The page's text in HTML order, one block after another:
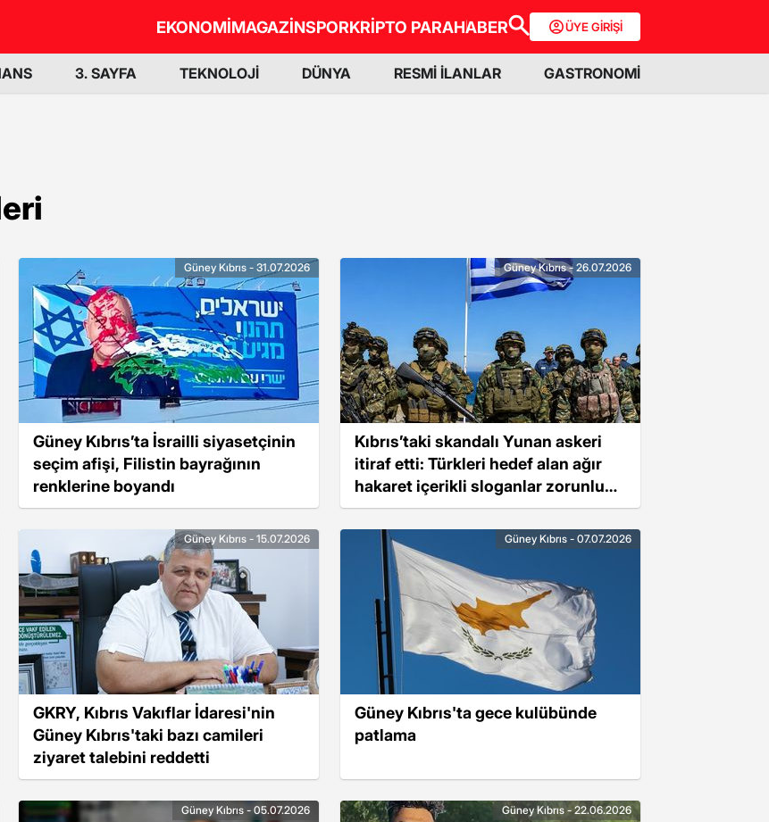
EKONOMİMAGAZİNSPORKRİPTO PARAHABER ÜYE GİRİŞİ
3. SAYFA TEKNOLOJİ DÜNYA RESMİ İLANLAR GASTRONOMİ
Güney Kıbrıs’ta İsrailli siyasetçinin
seçim afişi, Filistin bayrağının
renklerine boyandı
Güney Kıbrıs - 31.07.2026
Kıbrıs’taki skandalı Yunan askeri
itiraf etti: Türkleri hedef alan ağır
hakaret içerikli sloganlar zorunlu
tutuldu
Güney Kıbrıs - 26.07.2026
GKRY, Kıbrıs Vakıflar İdaresi'nin
Güney Kıbrıs'taki bazı camileri
ziyaret talebini reddetti
Güney Kıbrıs - 15.07.2026
Güney Kıbrıs'ta gece kulübünde
patlama
Güney Kıbrıs - 07.07.2026
Güney Kıbrıs - 05.07.2026 Güney Kıbrıs - 22.06.2026